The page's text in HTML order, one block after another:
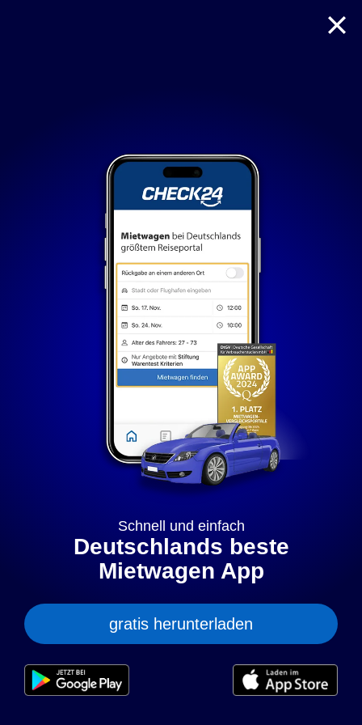
Unvergleichlich lecker
Mit dem Klick auf „geht klar” ermöglichen Sie uns Ihnen
über Cookies ein verbessertes Nutzungserlebnis zu
servieren und dieses kontinuierlich zu verbessern. So
können wir Ihnen bei unseren Partnern personalisierte
Werbung und passende Angebote anzeigen. Über
„anpassen” können Sie Ihre persönlichen Präferenzen
festlegen. Dies ist auch nachträglich jederzeit möglich. Mit
dem Klick auf „Nur notwendige Cookies” werden lediglich
technisch notwendige Cookies gespeichert.
Anpassen Geht klar
Schnell und einfach
Deutschlands beste
Mietwagen App
gratis herunterladen
Mietwagen